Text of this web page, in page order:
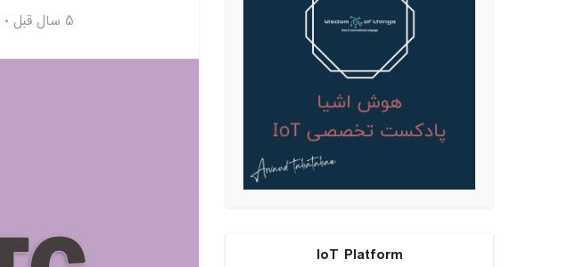
5 سال قبل
IoT Platform